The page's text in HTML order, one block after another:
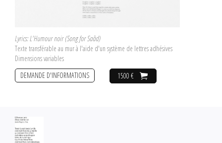
Lyrics: L'Humour noir (Song for Saâd)
Texte transférable au mur à l'aide d'un système de lettres adhésives
Dimensions variables
1500 €
DEMANDE D'INFORMATIONS